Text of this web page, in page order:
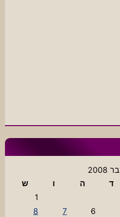
ד ה ו
ש
1
6
7
8